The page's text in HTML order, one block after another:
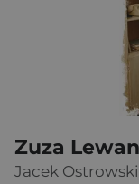
Zuza
Jacek Ostrowski